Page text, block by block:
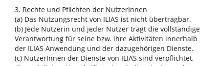
3. Rechte und Pflichten der NutzerInnen
(a) Das Nutzungsrecht von ILIAS ist nicht übertragbar.
(b) Jede Nutzerin und jeder Nutzer trägt die vollständige
Verantwortung für seine bzw. ihre Aktivitäten innerhalb
der ILIAS Anwendung und der dazugehörigen Dienste.
(c) NutzerInnen der Dienste von ILIAS sind verpflichtet,